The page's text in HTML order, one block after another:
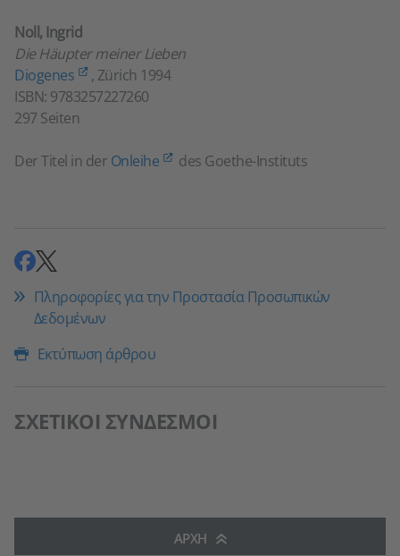
Noll, Ingrid
Die Häupter meiner Lieben
Diogenes
, Zürich 1994
ISBN: 9783257227260
297 Seiten
Der Titel in der Onleihe des Goethe-Instituts
Μοιραστείτε
Μοιραστείτε
Πληροφορίες για την Προστασία Προσωπικών
Δεδομένων
Εκτύπωση άρθρου
ΣΧΕΤΙΚΟΊ ΣΎΝΔΕΣΜΟΙ
ΑΡΧΉ